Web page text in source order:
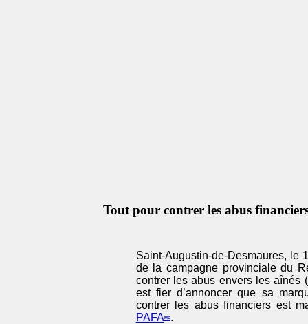
Saint-Augustin-de-Desmaures, le
de la campagne provinciale du
contrer les abus envers les aînés
est fier d’annoncer que sa
contrer les abus financiers est
PAFAMD.
Tout pour contrer les abus